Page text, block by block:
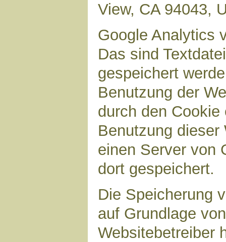
View, CA 94043,
Google Analytics
Das sind
gespeichert
Benutzung der
durch den
Benutzung dieser
einen Server von
dort gespeichert.
Die Speicherung
auf Grundlage
Websitebetreiber